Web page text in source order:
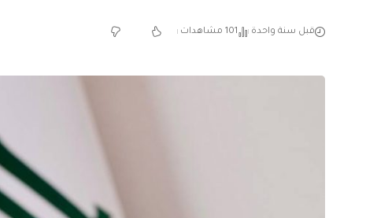
قبل سنة واحدة 101 مشاهدات